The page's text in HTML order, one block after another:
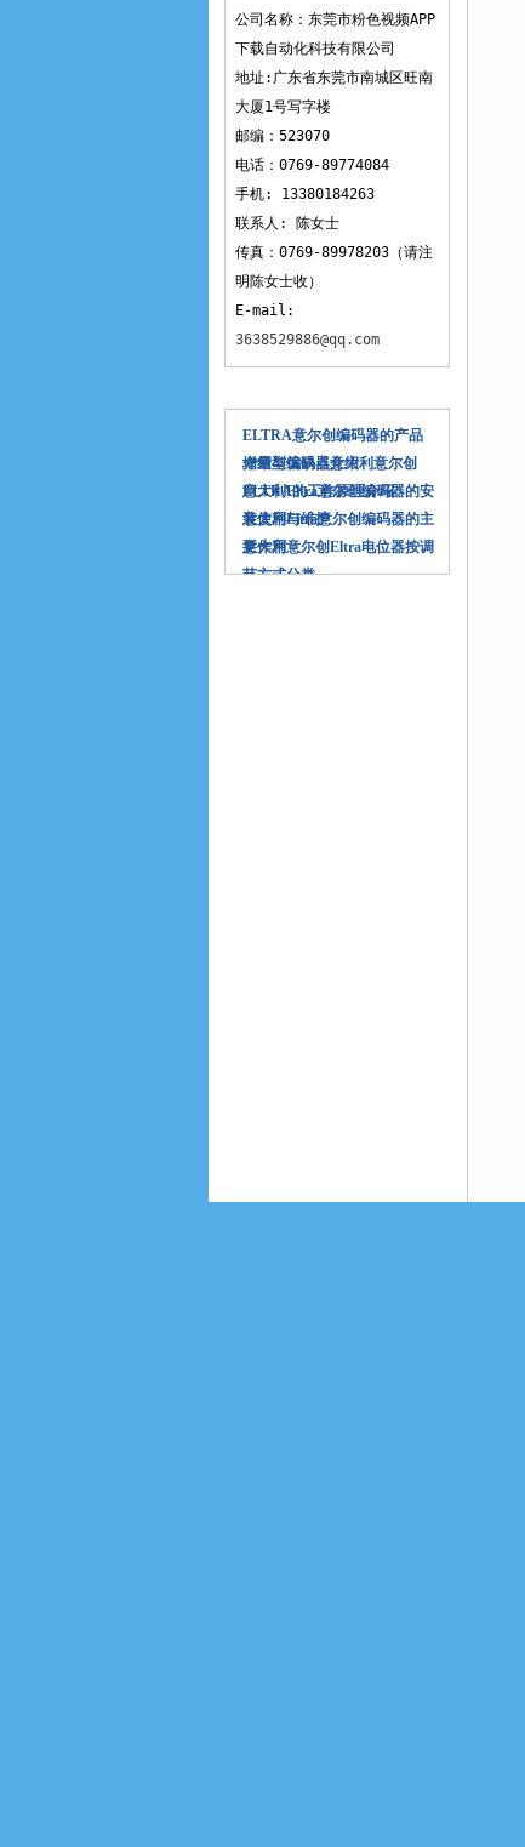
APP下载
公司名称：东莞市粉色视频APP
下载自动化科技有限公司
地址:广东省东莞市南城区旺南
大厦1号写字楼
邮编：523070
电话：0769-89774084
手机: 13380184263
联系人: 陈女士
传真：0769-89978203（请注
明陈女士收）
E-mail:
3638529886@qq.com
ELTRA意尔创编码器的产品
介绍与优缺点介绍
增量型编码器意大利意尔创
ELTRA的工作原理介绍
意大利Eltra意尔创编码器的安
装使用与维护
意大利Eltra意尔创编码器的主
要作用
意大利意尔创Eltra电位器按调
节方式分类